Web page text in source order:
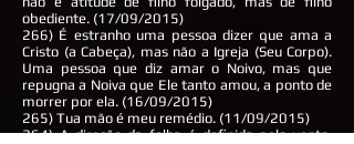
obediente. (17/09/2015)
266) É estranho uma pessoa dizer que ama a
Cristo (a Cabeça), mas não a Igreja (Seu Corpo).
Uma pessoa que diz amar o Noivo, mas que
repugna a Noiva que Ele tanto amou, a ponto de
morrer por ela. (16/09/2015)
265) Tua mão é meu remédio. (11/09/2015)
264) A direção da folha é definida pelo vento.